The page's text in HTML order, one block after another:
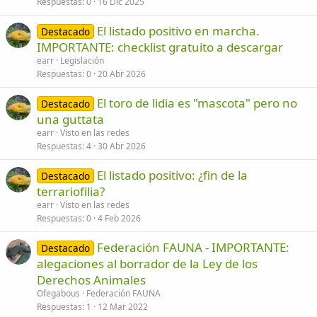
Destacado El listado positivo en marcha.
IMPORTANTE: checklist gratuito a descargar
earr Legislación
Respuestas 0 20 Abr 2026
Destacado El toro de lidia es "mascota" pero no
una guttata
earr Visto en las redes
Respuestas 4 30 Abr 2026
Destacado El listado positivo: ¿fin de la
terrariofilia?
earr Visto en las redes
Respuestas 0 4 Feb 2026
Destacado Federación FAUNA - IMPORTANTE:
alegaciones al borrador de la Ley de los
Derechos Animales
Ofegabous
Federación FAUNA
Respuestas 1 12 Mar 2022